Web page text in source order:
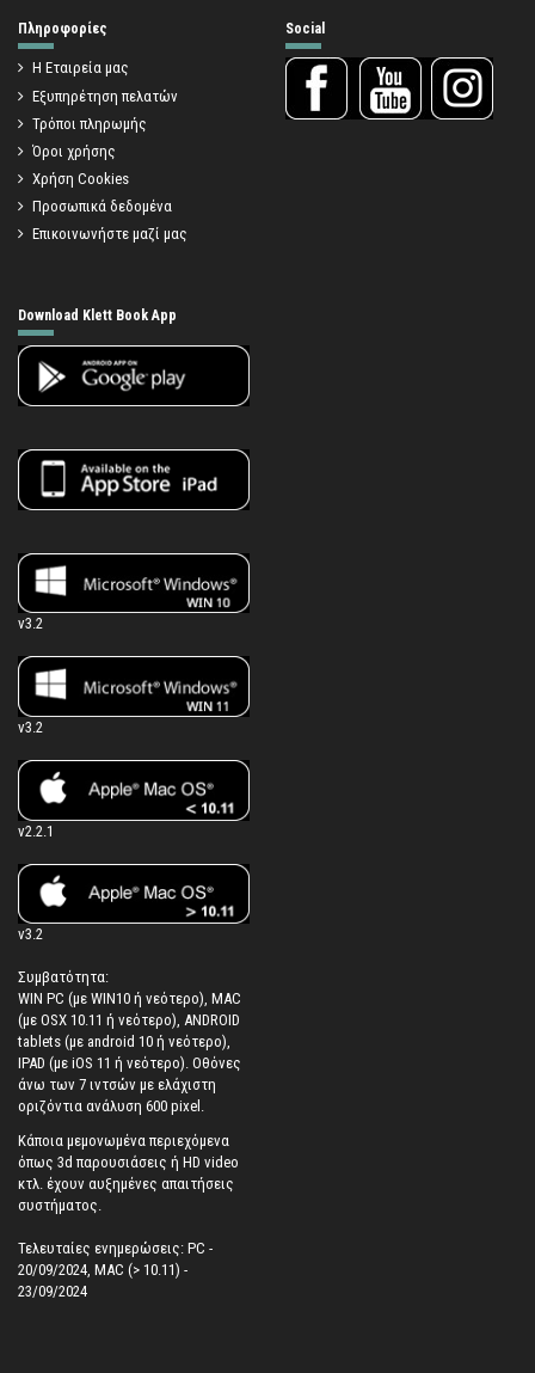
Πληροφορίες
Η Εταιρεία μας
Εξυπηρέτηση πελατών
Τρόποι πληρωμής
Όροι χρήσης
Χρήση Cookies
Προσωπικά δεδομένα
Επικοινωνήστε μαζί μας
Social
Download Klett Book App
v3.2
v3.2
v2.2.1
v3.2
Συμβατότητα:
WIN PC (με WIN10 ή νεότερο), MAC
(με OSX 10.11 ή νεότερο), ANDROID
tablets (με android 10 ή νεότερο),
IPAD (με iOS 11 ή νεότερο). Oθόνες
άνω των 7 ιντσών με ελάχιστη
οριζόντια ανάλυση 600 pixel.
Κάποια μεμονωμένα περιεχόμενα
όπως 3d παρουσιάσεις ή HD video
κτλ. έχουν αυξημένες απαιτήσεις
συστήματος.
Τελευταίες ενημερώσεις: PC -
20/09/2024, MAC (> 10.11) -
23/09/2024